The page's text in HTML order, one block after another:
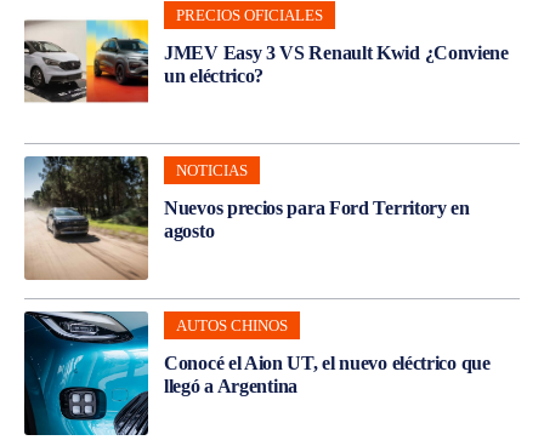
PRECIOS OFICIALES
JMEV Easy 3 VS Renault Kwid ¿Conviene
un eléctrico?
NOTICIAS
Nuevos precios para Ford Territory en
agosto
AUTOS CHINOS
Conocé el Aion UT, el nuevo eléctrico que
llegó a Argentina